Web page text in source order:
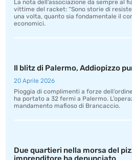
La nota dell’associazione da sempre al
vittime del racket: “Sono storie di
una volta, quanto sia fondamentale il
economici.
Il blitz di Palermo, Addiopizzo
20 Aprile 2026
Pioggia di complimenti a forze
ha portato a 32 fermi a Palermo.
mandamento mafioso di Brancaccio.
Due quartieri nella morsa del